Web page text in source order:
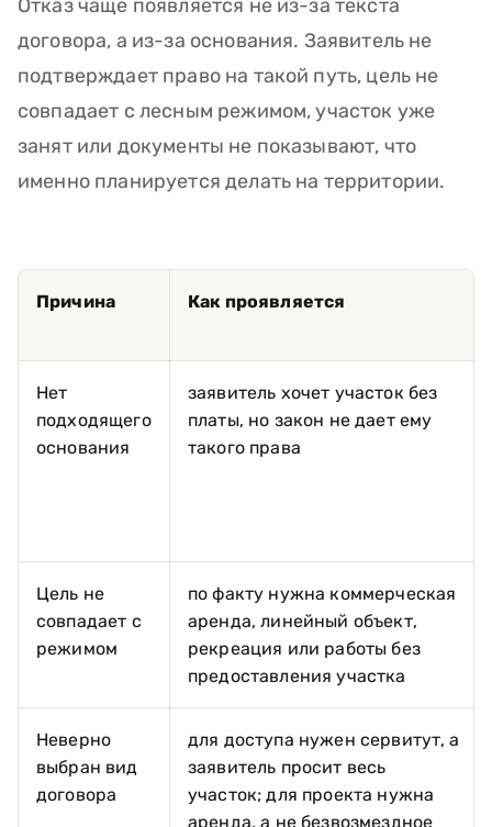
Отказ чаще появляется не из-за текста
договора, а из-за основания. Заявитель не
подтверждает право на такой путь, цель не
совпадает с лесным режимом, участок уже
занят или документы не показывают, что
именно планируется делать на территории.
Причина Как проявляется
Нет
подходящего
основания
заявитель хочет участок без
платы, но закон не дает ему
такого права
Цель не
совпадает с
режимом
по факту нужна коммерческая
аренда, линейный объект,
рекреация или работы без
предоставления участка
Неверно
выбран вид
договора
для доступа нужен сервитут, а
заявитель просит весь
участок; для проекта нужна
аренда, а не безвозмездное